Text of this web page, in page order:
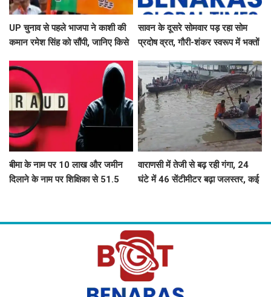
UP चुनाव से पहले भाजपा ने काशी की
कमान रमेश सिंह को सौंपी, जानिए किसे
सावन के दूसरे सोमवार पड़ रहा सोम
प्रदोष व्रत, गौरी-शंकर स्वरूप में भक्तों
आस्था का सैलाब
बीमा के नाम पर 10 लाख और जमीन
दिलाने के नाम पर शिक्षिका से 51.5
वाराणसी में तेजी से बढ़ रही गंगा, 24
घंटे में 46 सेंटीमीटर बढ़ा जलस्तर, कई